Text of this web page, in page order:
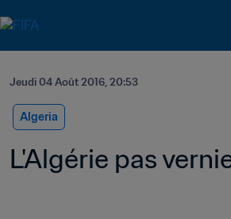
Jeudi 04 Août 2016, 20:53
Algeria
L'Algérie pas